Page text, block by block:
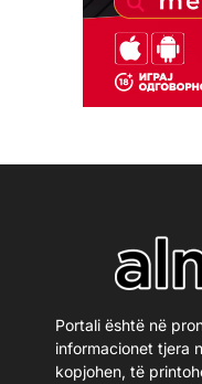
Portali është në
informacionet tjera
kopjohen, të